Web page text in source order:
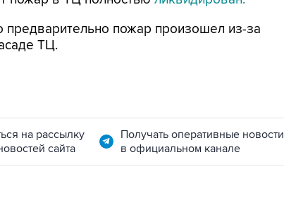
пожар произошел из-за
ТЦ.
на рассылку
сайта
Получать оперативные новости
в официальном канале